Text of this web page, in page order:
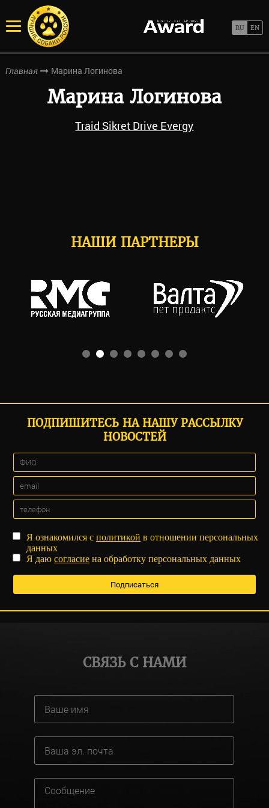
Главная Марина Логинова
Марина Логинова
Traid Sikret Drive Evergy
НАШИ ПАРТНЕРЫ
ПОДПИШИТЕСЬ НА НАШУ РАССЫЛКУ
НОВОСТЕЙ
Я ознакомился сполитикой в отношении персональных
данных
Я даюсогласие на обработку персональных данных
СВЯЗЬ С НАМИ